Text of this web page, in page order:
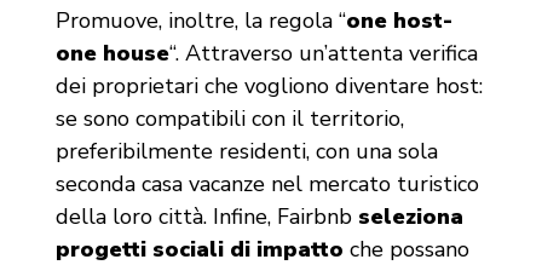
Promuove, inoltre, la regola “one host-
one house“. Attraverso un’attenta verifica
dei proprietari che vogliono diventare host:
se sono compatibili con il territorio,
preferibilmente residenti, con una sola
seconda casa vacanze nel mercato turistico
della loro città. Infine, Fairbnb seleziona
progetti sociali di impatto che possano